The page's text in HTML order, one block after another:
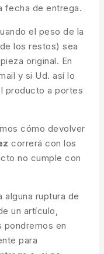
fecha de entrega.
el peso de la
los restos) sea
original. En
y si Ud. así lo
producto a portes
cómo devolver
correrá con los
no cumple con
alguna ruptura de
un artículo,
pondremos en
para